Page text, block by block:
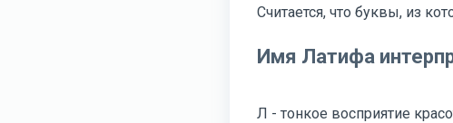
Считается, что буквы, из
Имя Латифа
Л - тонкое восприятие